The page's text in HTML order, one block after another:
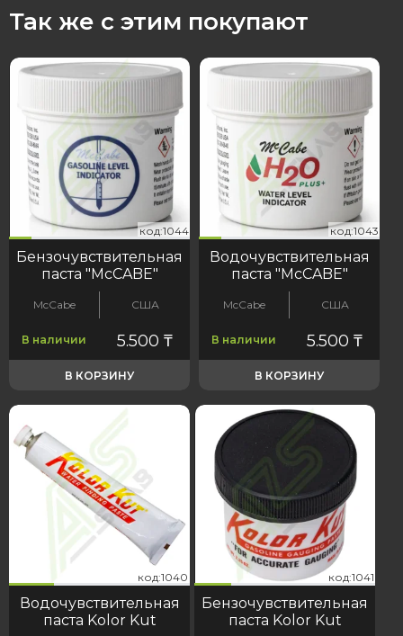
Так же с этим покупают
код:1044 код:1044
Бензочувствительная
паста "McCABE"
McCabe США
В наличии 5.500 ₸
В КОРЗИНУ
код:1043 код:1043
Водочувствительная
паста "McCABE"
McCabe США
В наличии 5.500₸
В КОРЗИНУ
код:1040 код:1040
Водочувствительная
паста Kolor Kut
код:1041 код:1041
Бензочувствительная
паста Kolor Kut